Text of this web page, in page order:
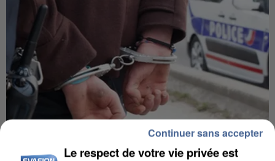
Le respect de votre vie privée est
Continuer sans accepter